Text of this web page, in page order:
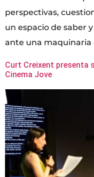
perspectivas,
un espacio de saber
ante una
Curt Creixent presenta
Cinema Jove